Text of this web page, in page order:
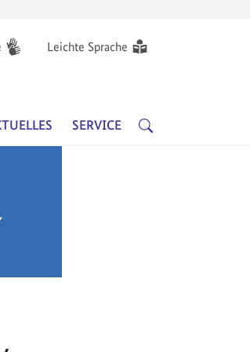
Leichte Sprache
SERVICE SUCHE